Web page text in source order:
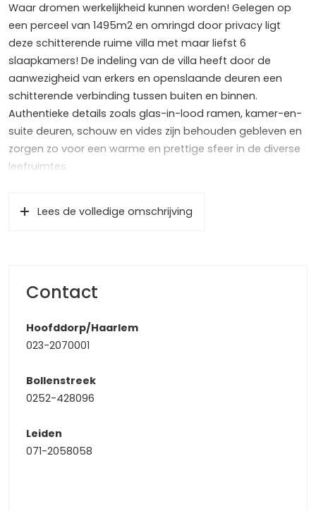
Waar dromen werkelijkheid kunnen worden! Gelegen op
een perceel van 1495m2 en omringd door privacy ligt
deze schitterende ruime villa met maar liefst 6
slaapkamers! De indeling van de villa heeft door de
aanwezigheid van erkers en openslaande deuren een
schitterende verbinding tussen buiten en binnen.
Authentieke details zoals glas-in-lood ramen, kamer-en-
suite deuren, schouw en vides zijn behouden gebleven en
zorgen zo voor een warme en prettige sfeer in de diverse
leefruimtes.
de zijvleugel met mogelijkheid voor levensbestendig
tuingericht en een toegevoegde waarde voor dit object!
korte (loop-)afstand van het NS-station, zodat je met de
trein met 15 minuten in het centrum van Haarlem of Leiden
In de directe omgeving van de woning is een
speelvoorziening aanwezig en De Amsterdamse
het strand en zee? Op de fiets ben je met 5 minuten in de
duinen en met 25 minuten fietsen sta je aan de boulevard
Lees de volledige omschrijving
Contact
Hoofddorp/Haarlem
023-2070001
Bollenstreek
0252-428096
Leiden
071-2058058